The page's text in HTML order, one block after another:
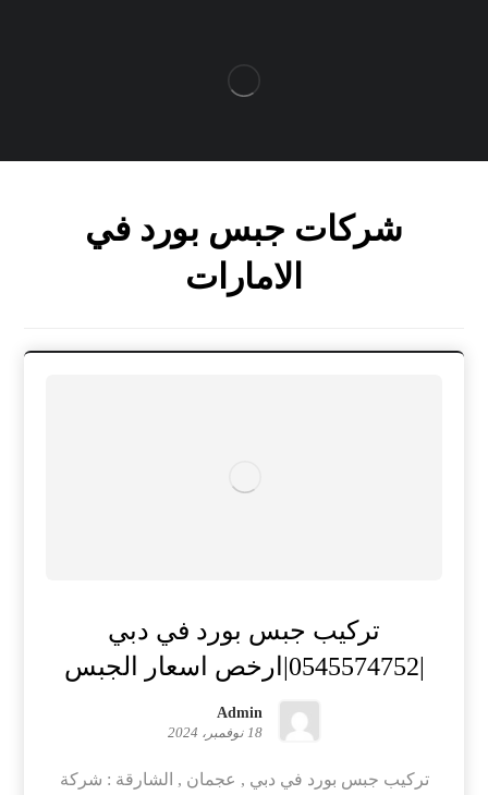
شركات جبس بورد في
الامارات
تركيب جبس بورد في دبي
Admin
18 نوفمبر، 2024
تركيب جبس بورد في دبي , عجمان , الشارقة : شركة